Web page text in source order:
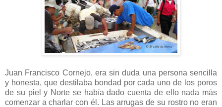
Juan Francisco Cornejo, era sin duda una persona sencilla
y honesta, que destilaba bondad por cada uno de los poros
de su piel y Norte se había dado cuenta de ello nada más
comenzar a charlar con él. Las arrugas de su rostro no eran